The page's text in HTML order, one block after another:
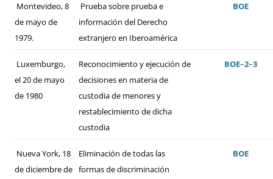
Montevideo, 8
de mayo de
1979.
Prueba sobre prueba e
información del Derecho
extranjero en Iberoamérica
BOE
Luxemburgo,
el 20 de mayo
de 1980
Reconocimiento y ejecución de
decisiones en materia de
custodia de menores y
restablecimiento de dicha
custodia
BOE–2–3
Nueva York, 18
de diciembre de
Eliminación de todas las
formas de discriminación
BOE